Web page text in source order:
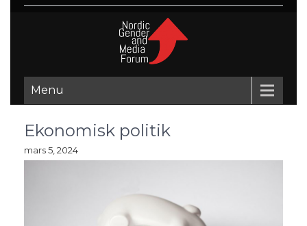
Menu
Ekonomisk politik
mars 5, 2024